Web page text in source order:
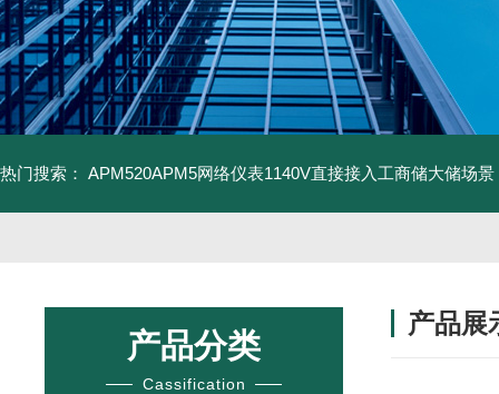
热门搜索： APM520APM5网络仪表1140V直接接入工商储大储场景
产品分类
Cassification
产品展